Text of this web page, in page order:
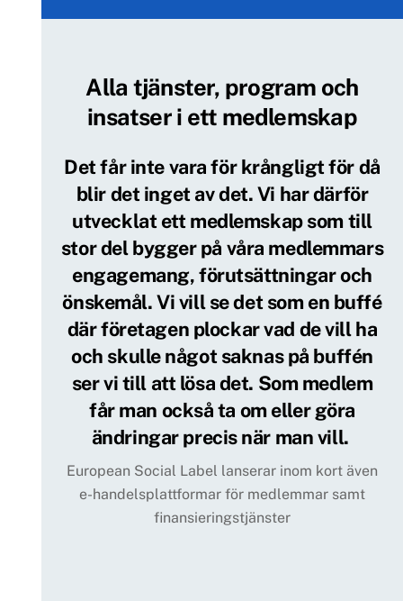
Alla tjänster, program och
insatser i ett medlemskap
Det får inte vara för krångligt för då
blir det inget av det. Vi har därför
utvecklat ett medlemskap som till
stor del bygger på våra medlemmars
engagemang, förutsättningar och
önskemål. Vi vill se det som en buffé
där företagen plockar vad de vill ha
och skulle något saknas på buffén
ser vi till att lösa det. Som medlem
får man också ta om eller göra
ändringar precis när man vill.
European Social Label lanserar inom kort även
e-handelsplattformar för medlemmar samt
finansieringstjänster